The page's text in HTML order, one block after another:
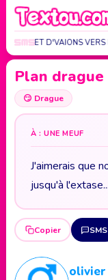
6 BILLET D'VAIONS
Plan drague
😏 Drague
À : UNE MEUF
J'aimerais que
jusqu'à l'extase...
Copier SMS
olivier